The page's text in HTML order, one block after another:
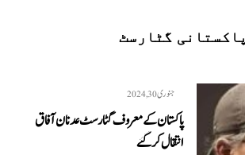
پاکستانی گٹارسٹ
جنوری 30, 2024
پاکستان کے معروف گٹارسٹ عدنان آفاق
انتقال کرگئے